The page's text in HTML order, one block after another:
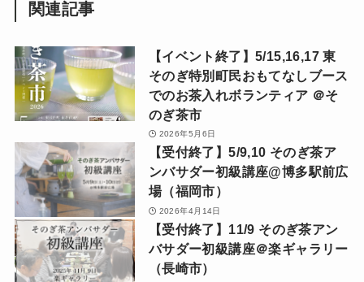
関連記事
【イベント終了】5/15,16,17 東
そのぎ特別町民おもてなしブース
でのお茶入れボランティア ＠そ
のぎ茶市
2026年5月6日
【受付終了】5/9,10 そのぎ茶ア
ンバサダー初級講座@博多駅前広
場（福岡市）
2026年4月14日
【受付終了】11/9 そのぎ茶アン
バサダー初級講座＠楽ギャラリー
（長崎市）